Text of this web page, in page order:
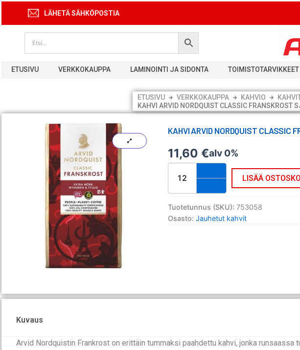
sisältöön
LÄHETÄ SÄHKÖPOSTIA
ETUSIVU VERKKOKAUPPA LAMINOINTI JA SIDONTA TOIMISTOTARVIKKEET
ETUSIVU VERKKOKAUPPA KAHVIO
KAHVI ARVID NORDQUIST CLASSIC FRANSKROST
KAHVI ARVID NORDQUIST CLASSIC
11,60€alv 0%
Kahvi
Arvid
Classic
Franskrost
SJ
LISÄÄ
Tuotetunnus (SKU):753058
Osasto:Jauhetut kahvit
Kuvaus
Arvid Nordquistin Frankrost on erittäin tummaksi paahdettu kahvi, jonka runsaassa